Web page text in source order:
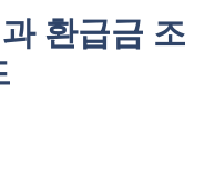
환급금 조